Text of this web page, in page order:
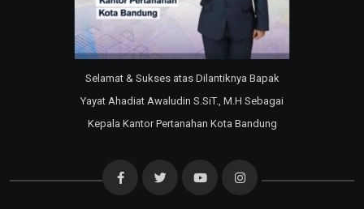
Selamat & Sukses atas Dilantiknya Bapak
Yayat Ahadiat Awaludin S.SiT., M.H Sebagai
Kepala Kantor Pertanahan Kota Bandung